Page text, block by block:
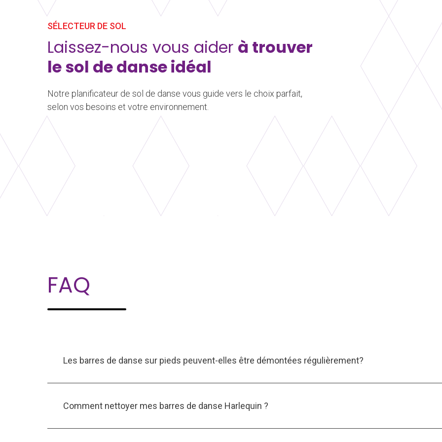
SÉLECTEUR DE SOL
Laissez-nous vous aider à trouver
le sol de danse idéal
Notre planificateur de sol de danse vous guide vers le choix parfait,
selon vos besoins et votre environnement.
FAQ
Les barres de danse sur pieds peuvent-elles être démontées régulièrement?
Comment nettoyer mes barres de danse Harlequin ?